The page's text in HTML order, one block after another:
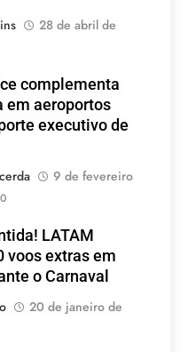
28 de abril de
complementa
em aeroportos
executivo de
9 de fevereiro
0
LATAM
voos extras em
o Carnaval
20 de janeiro de